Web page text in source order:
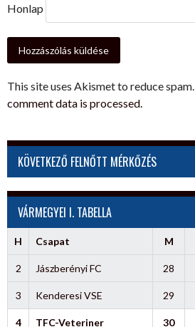
Honlap
This site uses Akismet to reduce spam.
comment data is processed.
KÖVETKEZŐ FELNŐTT MÉRKŐZÉS
VÁRMEGYEI I. TABELLA
H Csapat M
2 Jászberényi FC 28
3 Kenderesi VSE 29
4 TFC-Veteriner 30